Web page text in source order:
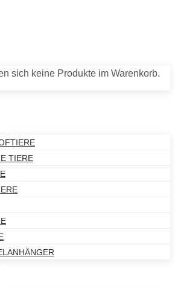
sich keine Produkte im Warenkorb.
TIERE